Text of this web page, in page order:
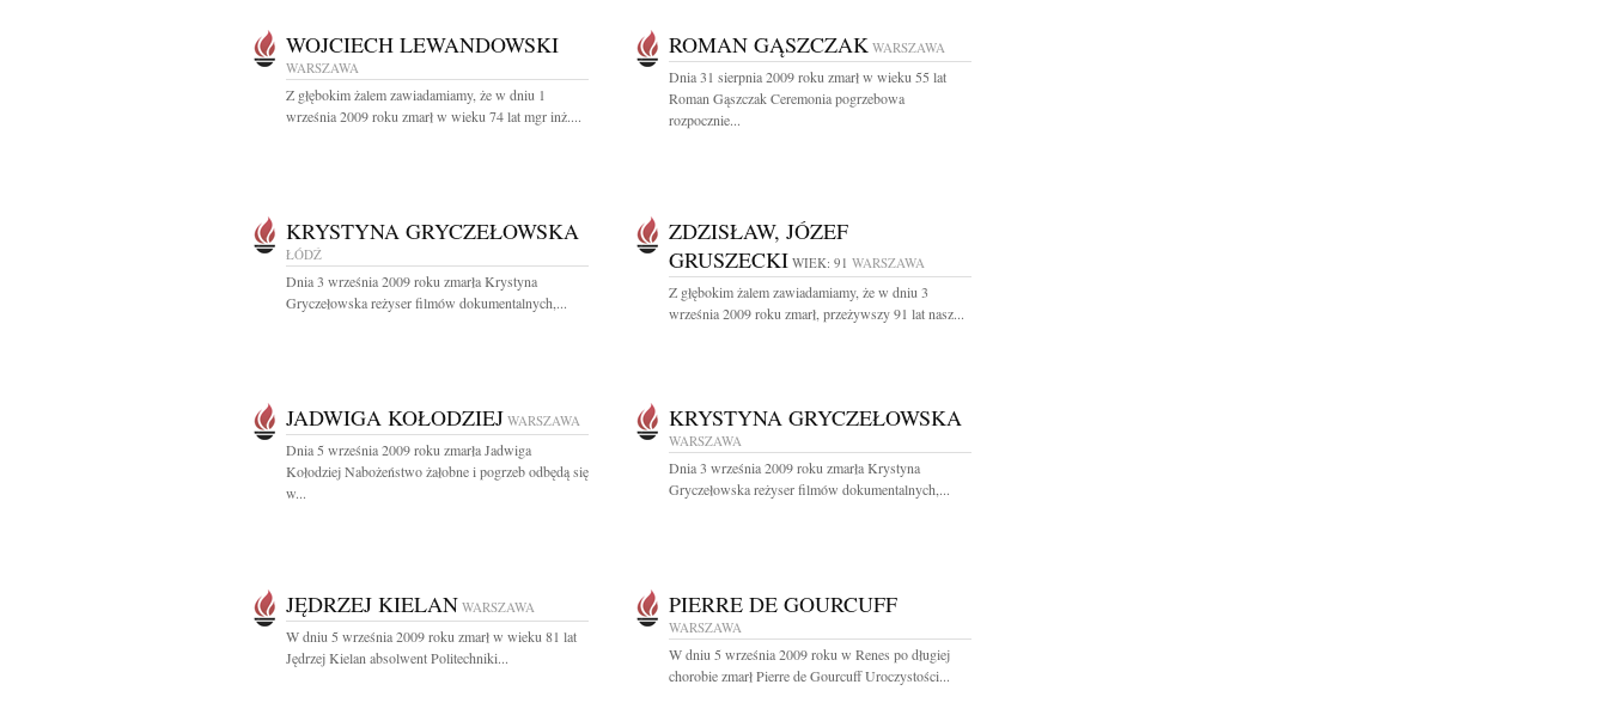
WOJCIECH LEWANDOWSKI
WARSZAWA
Z głębokim żalem zawiadamiamy, że w dniu 1
września 2009 roku zmarł w wieku 74 lat mgr inż....
ROMAN GĄSZCZAK WARSZAWA
Dnia 31 sierpnia 2009 roku zmarł w wieku 55 lat
Roman Gąszczak Ceremonia pogrzebowa
rozpocznie...
KRYSTYNA GRYCZEŁOWSKA
ŁÓDŹ
Dnia 3 września 2009 roku zmarła Krystyna
Gryczełowska reżyser filmów dokumentalnych,...
ZDZISŁAW, JÓZEF
GRUSZECKI WIEK: 91 WARSZAWA
Z głębokim żalem zawiadamiamy, że w dniu 3
września 2009 roku zmarł, przeżywszy 91 lat nasz...
JADWIGA KOŁODZIEJ WARSZAWA
Dnia 5 września 2009 roku zmarła Jadwiga
Kołodziej Nabożeństwo żałobne i pogrzeb odbędą się
w...
KRYSTYNA GRYCZEŁOWSKA
WARSZAWA
Dnia 3 września 2009 roku zmarła Krystyna
Gryczełowska reżyser filmów dokumentalnych,...
JĘDRZEJ KIELAN WARSZAWA
W dniu 5 września 2009 roku zmarł w wieku 81 lat
Jędrzej Kielan absolwent Politechniki...
PIERRE DE GOURCUFF
WARSZAWA
W dniu 5 września 2009 roku w Renes po długiej
chorobie zmarł Pierre de Gourcuff Uroczystości...